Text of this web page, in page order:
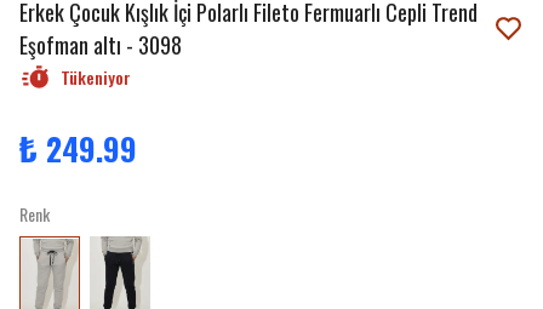
Erkek Çocuk Kışlık İçi Polarlı Fileto Fermuarlı Cepli Trend
Eşofman altı - 3098
Tükeniyor
₺ 249.99
Renk